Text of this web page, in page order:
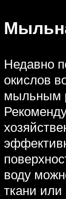
Недавно
окислов
мыльным
воду
ткани или